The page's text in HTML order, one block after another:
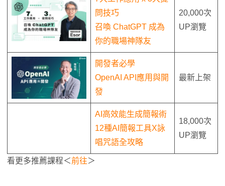
問技巧
召喚 ChatGPT 成為
你的職場神隊友
20,000次
UP瀏覽
開發者必學
OpenAI API應用與開
發
最新上架
AI高效能生成簡報術
12種AI簡報工具X詠
唱咒語全攻略
18,000次
UP瀏覽
看更多推薦課程＜前往＞